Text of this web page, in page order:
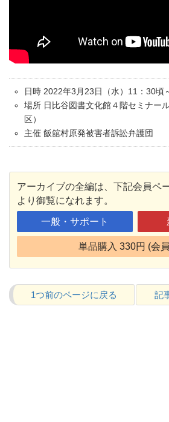
日時 2022年3月23日（水）11：30頃
場所 日比谷図書文化館４階セミナー
区）
主催 飯舘村原発被害者訴訟弁護団
アーカイブの全編は、下記会員ペ
より御覧になれます。
一般・サポート
単品購入 330円 (会
1つ前のページに戻る 記